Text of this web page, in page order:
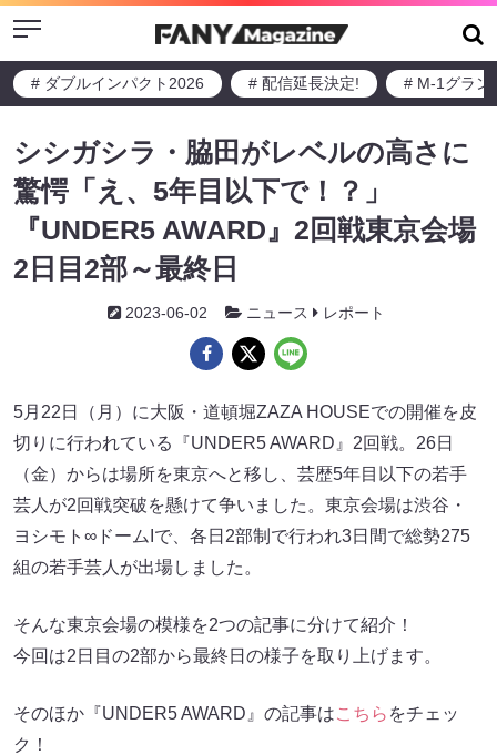
Menu
# ダブルインパクト2026 # 配信延長決定! # M-1グラン
シシガシラ・脇田がレベルの高さに
驚愕「え、5年目以下で！？」
『UNDER5 AWARD』2回戦東京会場
2日目2部～最終日
2023-06-02 ニュース レポート
5月22日（月）に大阪・道頓堀ZAZA HOUSEでの開催を皮
切りに行われている『UNDER5 AWARD』2回戦。26日
（金）からは場所を東京へと移し、芸歴5年目以下の若手
芸人が2回戦突破を懸けて争いました。東京会場は渋谷・
ヨシモト∞ドームIで、各日2部制で行われ3日間で総勢275
組の若手芸人が出場しました。
そんな東京会場の模様を2つの記事に分けて紹介！
今回は2日目の2部から最終日の様子を取り上げます。
そのほか『UNDER5 AWARD』の記事はこちら をチェッ
ク！